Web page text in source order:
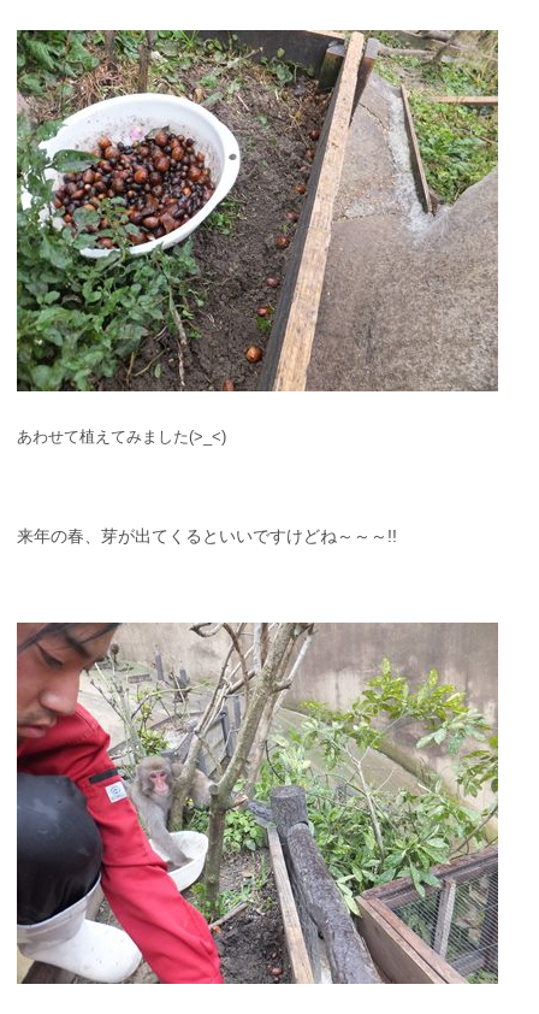
あわせて植えてみました(>_<)
来年の春、芽が出てくるといいですけどね～～～!!